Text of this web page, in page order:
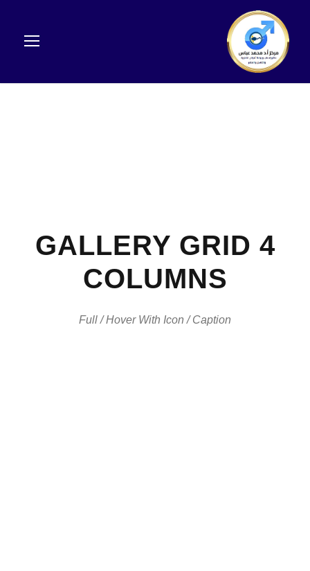
GALLERY GRID 4
COLUMNS
Full / Hover With Icon / Caption